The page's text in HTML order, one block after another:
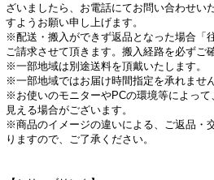
ざいましたら、お電話にてお問い合わせい
すようお願い申し上げます。
※配送・搬入ができず返品となった場合「
ご請求させて頂きます。搬入経路を必ずご
※一部地域は別途送料を頂戴いたします。
※一部地域ではお届け時間指定を承れません
※お使いのモニターやPCの環境等によっ
見える場合がございます。
※商品のイメージの違いによる、ご返品・
りますので、ご了承ください。